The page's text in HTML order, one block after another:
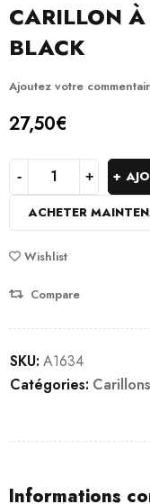
CARILLON
BLACK
Ajoutez votre
27,50€
ACHETER
Wishlist
Compare
SKU: A1634
Catégories: Carillons
Informations